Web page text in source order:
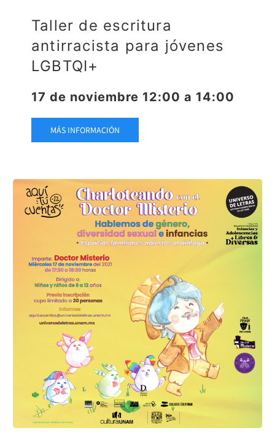
Taller de escritura
antirracista para jóvenes
LGBTQI+
17 de noviembre 12:00 a 14:00
MÁS INFORMACIÓN